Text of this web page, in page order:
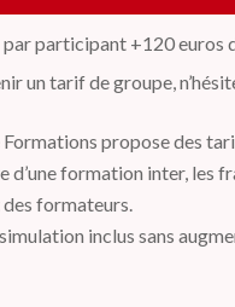
par participant +120 euros
un tarif de groupe,
propose des
d’une formation inter, les
formateurs.
inclus sans